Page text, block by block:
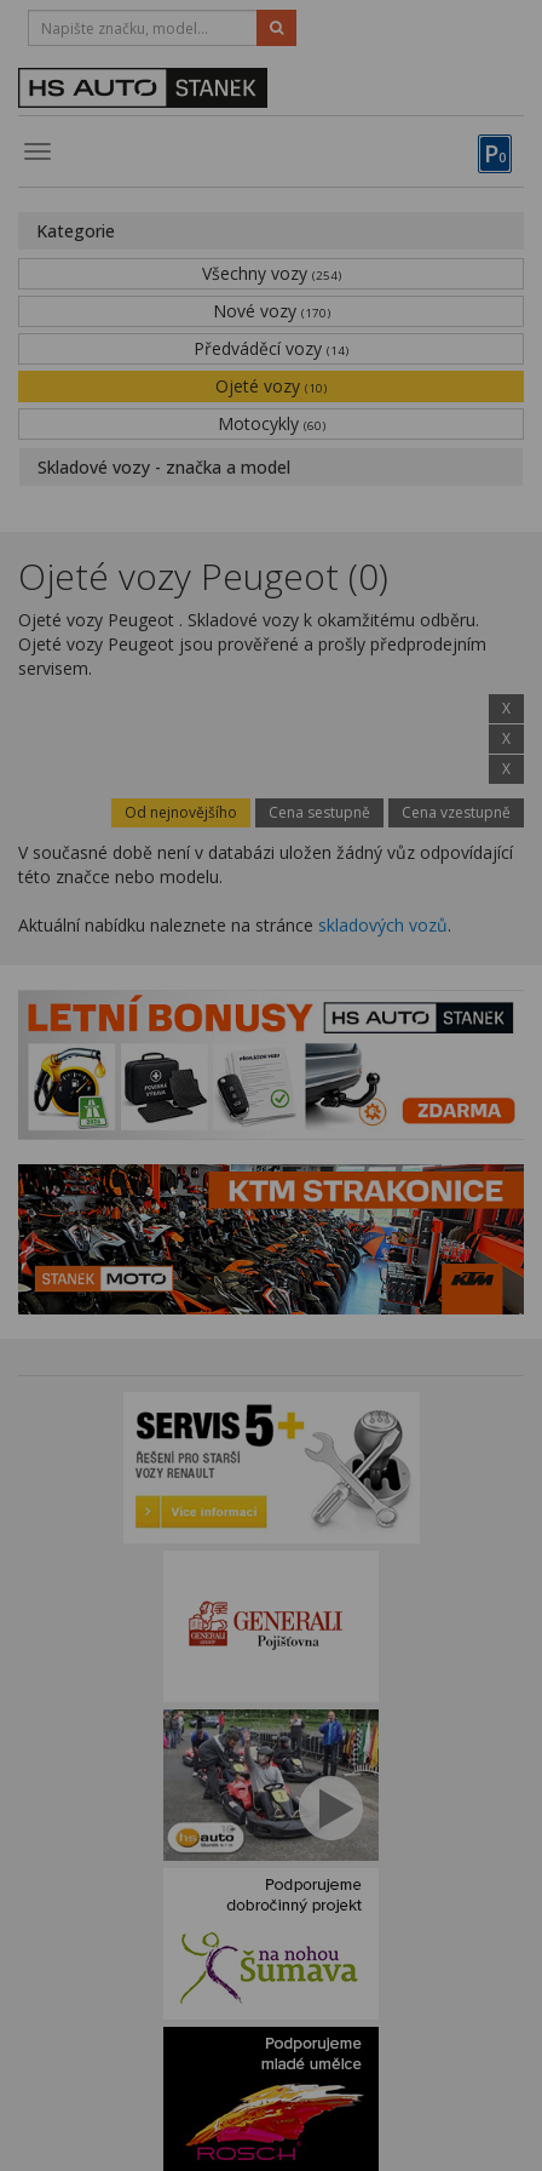
P0
Toggle
HOTLINE:
STRAKONICE-383 335 366
Obytné vozy
Financování
Novinky
Kontakty
Kategorie
Všechny vozy (254)
Nové vozy (170)
Předváděcí vozy (14)
Ojeté vozy (10)
Motocykly (60)
Skladové vozy - značka a model
Ojeté vozy Peugeot (0)
Ojeté vozy Peugeot . Skladové vozy k okamžitému odběru.
Ojeté vozy Peugeot jsou prověřené a prošly předprodejním
servisem.
X
X
X
Od nejnovějšího Cena sestupně Cena vzestupně
V současné době není v databázi uložen žádný vůz odpovídající
této značce nebo modelu.
Aktuální nabídku naleznete na stránce skladových vozů.